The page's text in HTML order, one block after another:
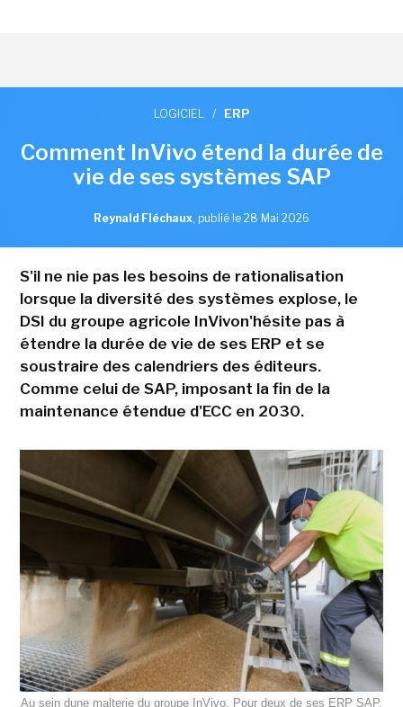
LOGICIEL / ERP
Comment InVivo étend la durée de
vie de ses systèmes SAP
Reynald Fléchaux, publié le 28 Mai 2026
S'il ne nie pas les besoins de rationalisation
lorsque la diversité des systèmes explose, le
DSI du groupe agricole InVivon'hésite pas à
étendre la durée de vie de ses ERP et se
soustraire des calendriers des éditeurs.
Comme celui de SAP, imposant la fin de la
maintenance étendue d'ECC en 2030.
Au sein dune malterie du groupe InVivo. Pour deux de ses ERP SAP,